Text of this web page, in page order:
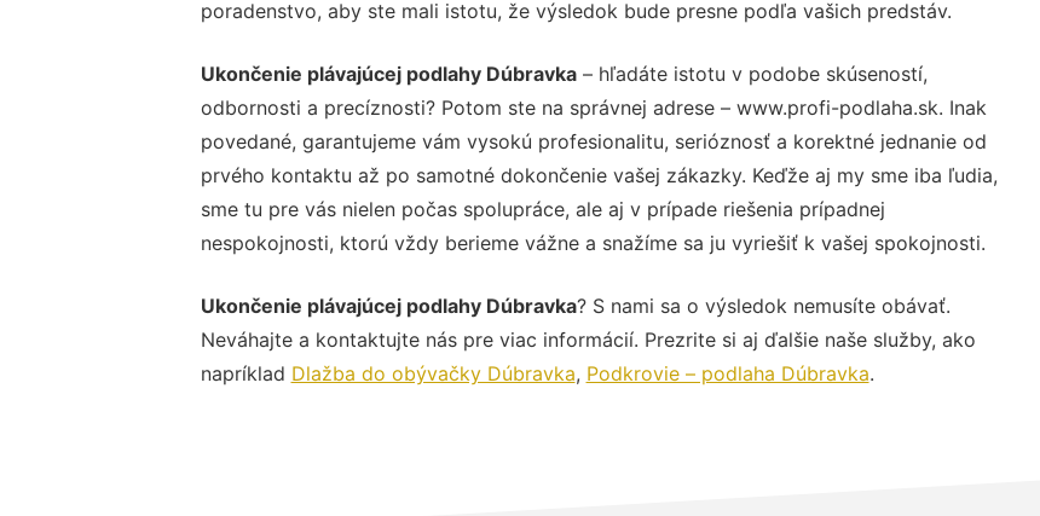
poradenstvo, aby ste mali istotu, že výsledok bude presne podľa vašich predstáv.
Ukončenie plávajúcej podlahy Dúbravka– hľadáte istotu v podobe skúseností,
odbornosti a precíznosti? Potom ste na správnej adrese – www.profi-podlaha.sk. Inak
povedané, garantujeme vám vysokú profesionalitu, serióznosť a korektné jednanie od
prvého kontaktu až po samotné dokončenie vašej zákazky. Keďže aj my sme iba ľudia,
sme tu pre vás nielen počas spolupráce, ale aj v prípade riešenia prípadnej
nespokojnosti, ktorú vždy berieme vážne a snažíme sa ju vyriešiť k vašej spokojnosti.
Ukončenie plávajúcej podlahy Dúbravka? S nami sa o výsledok nemusíte obávať.
Neváhajte a kontaktujte nás pre viac informácií. Prezrite si aj ďalšie naše služby, ako
napríklad Dlažba do obývačky Dúbravka, Podkrovie – podlaha Dúbravka.